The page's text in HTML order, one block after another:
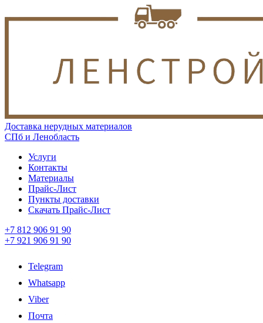
Доставка нерудных материалов
СПб и Ленобласть
Услуги
Контакты
Материалы
Прайс-Лист
Пункты доставки
Скачать Прайс-Лист
+7 812 906 91 90
+7 921 906 91 90
Telegram
Whatsapp
Viber
Почта